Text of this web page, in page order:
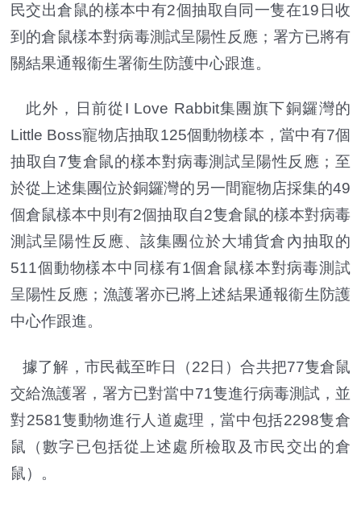
民交出倉鼠的樣本中有2個抽取自同一隻在19日收
到的倉鼠樣本對病毒測試呈陽性反應；署方已將有
關結果通報衞生署衞生防護中心跟進。
此外，日前從I Love Rabbit集團旗下銅鑼灣的
Little Boss寵物店抽取125個動物樣本，當中有7個
抽取自7隻倉鼠的樣本對病毒測試呈陽性反應；至
於從上述集團位於銅鑼灣的另一間寵物店採集的49
個倉鼠樣本中則有2個抽取自2隻倉鼠的樣本對病毒
測試呈陽性反應、該集團位於大埔貨倉內抽取的
511個動物樣本中同樣有1個倉鼠樣本對病毒測試
呈陽性反應；漁護署亦已將上述結果通報衞生防護
中心作跟進。
據了解，市民截至昨日（22日）合共把77隻倉鼠
交給漁護署，署方已對當中71隻進行病毒測試，並
對2581隻動物進行人道處理，當中包括2298隻倉
鼠（數字已包括從上述處所檢取及市民交出的倉
鼠）。